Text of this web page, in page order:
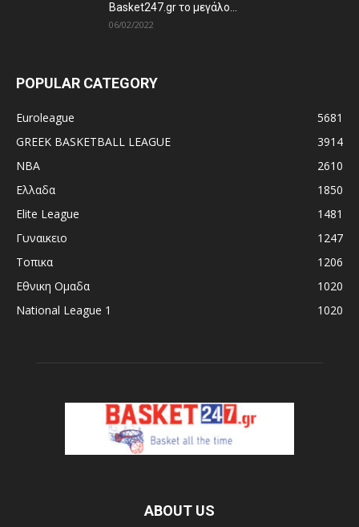
Basket247.gr το μεγάλο...
06/02/2022
POPULAR CATEGORY
Euroleague
5681
GREEK BASKETBALL LEAGUE
3914
NBA
2610
Ελλαδα
1850
Elite League
1481
Γυναικειο
1247
Τοπικα
1206
Εθνικη Ομαδα
1020
National League 1
1020
ABOUT US